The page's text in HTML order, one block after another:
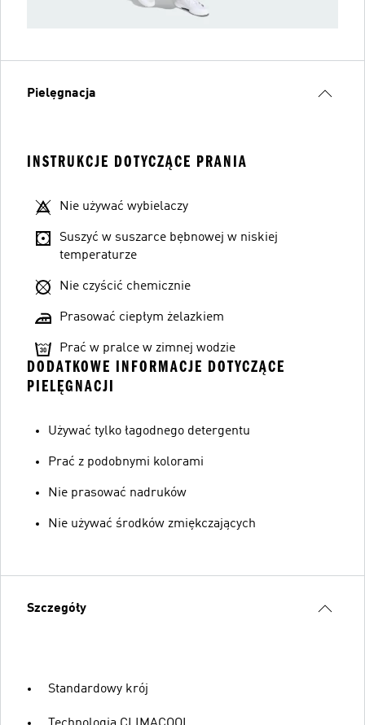
Pielęgnacja
INSTRUKCJE DOTYCZĄCE PRANIA
Nie używać wybielaczy
Suszyć w suszarce bębnowej w niskiej
temperaturze
Nie czyścić chemicznie
Prasować ciepłym żelazkiem
Prać w pralce w zimnej wodzie
DODATKOWE INFORMACJE DOTYCZĄCE
PIELĘGNACJI
Używać tylko łagodnego detergentu
Prać z podobnymi kolorami
Nie prasować nadruków
Nie używać środków zmiękczających
Szczegóły
Standardowy krój